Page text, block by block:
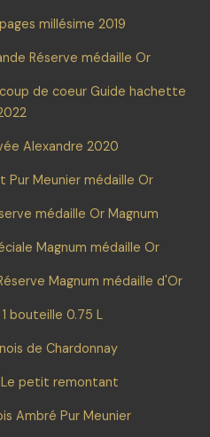
millésime 2019
Réserve médaille Or
de coeur Guide hachette
Alexandre 2020
Pur Meunier médaille Or
médaille Or Magnum
Magnum médaille Or
Magnum médaille d'Or
bouteille 0.75 L
de Chardonnay
Le petit remontant
Ambré Pur Meunier